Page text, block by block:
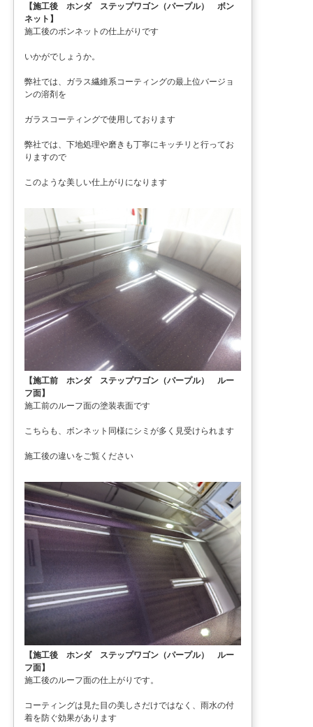
【施工後 ホンダ ステップワゴン（パープル） ボン
ネット】
施工後のボンネットの仕上がりです
いかがでしょうか。
弊社では、ガラス繊維系コーティングの最上位バージョ
ンの溶剤を
ガラスコーティングで使用しております
弊社では、下地処理や磨きも丁寧にキッチリと行ってお
りますので
このような美しい仕上がりになります
【施工前 ホンダ ステップワゴン（パープル） ルー
フ面】
施工前のルーフ面の塗装表面です
こちらも、ボンネット同様にシミが多く見受けられます
施工後の違いをご覧ください
【施工後 ホンダ ステップワゴン（パープル） ルー
フ面】
施工後のルーフ面の仕上がりです。
コーティングは見た目の美しさだけではなく、雨水の付
着を防ぐ効果があります